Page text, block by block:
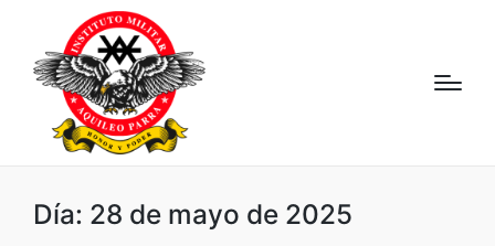
Día: 28 de mayo de 2025